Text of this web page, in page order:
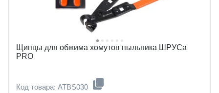
Щипцы для обжима хомутов пыльника ШРУСа
PRO
Код товара: ATBS030